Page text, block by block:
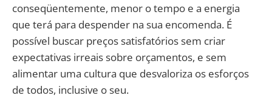
conseqüentemente, menor o tempo e a energia
que terá para despender na sua encomenda. É
possível buscar preços satisfatórios sem criar
expectativas irreais sobre orçamentos, e sem
alimentar uma cultura que desvaloriza os esforços
de todos, inclusive o seu.